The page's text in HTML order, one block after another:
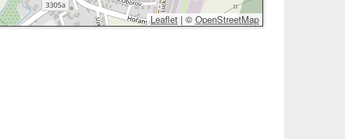
Leaflet |© OpenStreetMap